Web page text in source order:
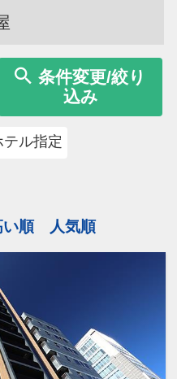
条件変更/絞り
込み
テル指定
順 人気順